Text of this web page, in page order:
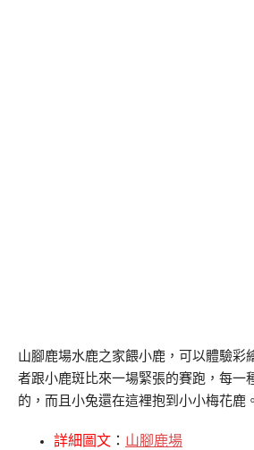
山腳鹿場水鹿之家餵小鹿，可以體驗彩
者跟小鹿斑比來一場緊張的賽跑，每一
的，而且小兔還在這裡抱到小小梅花鹿。
詳細圖文 ： 山腳鹿場